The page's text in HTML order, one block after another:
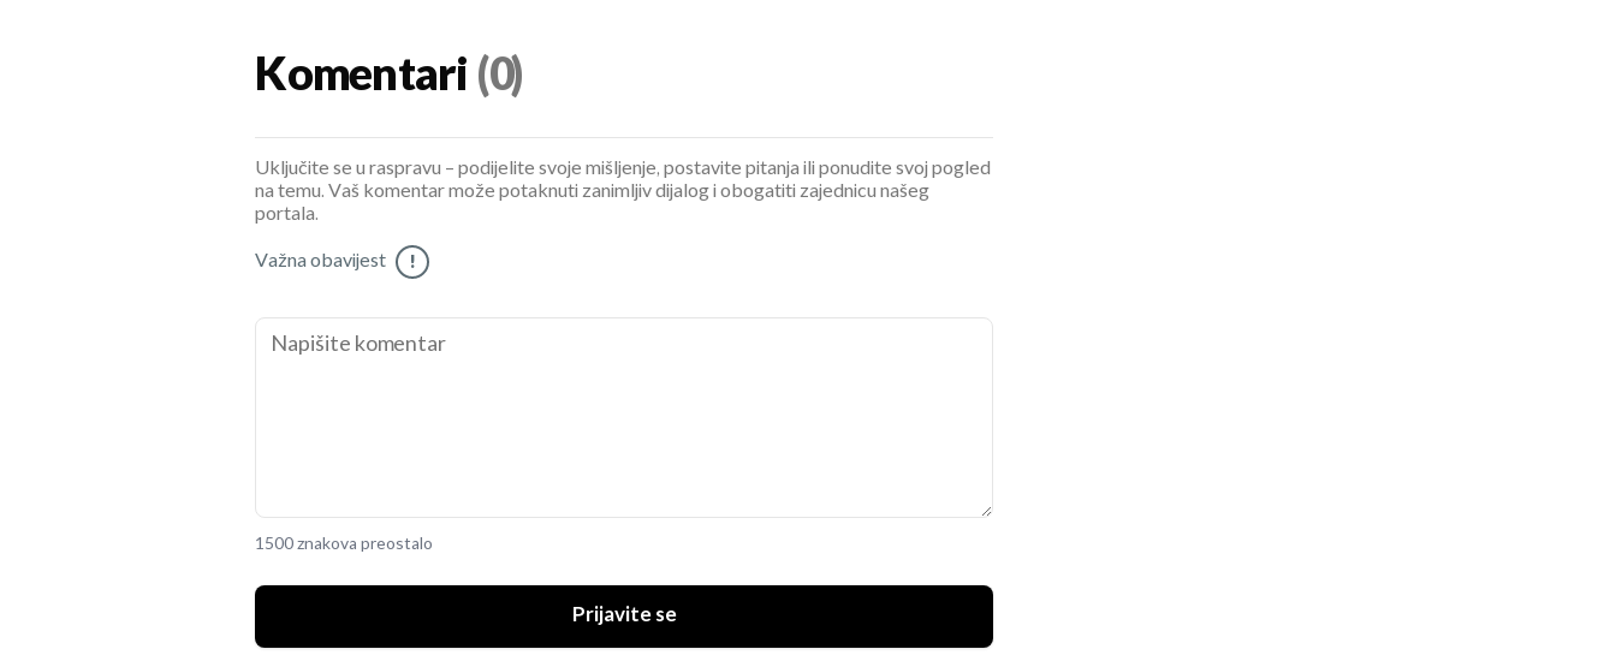
Komentari (0)
Uključite se u raspravu – podijelite svoje mišljenje, postavite pitanja ili ponudite svoj pogled
na temu. Vaš komentar može potaknuti zanimljiv dijalog i obogatiti zajednicu našeg
portala.
Važna obavijest !
1500 znakova preostalo
Prijavite se